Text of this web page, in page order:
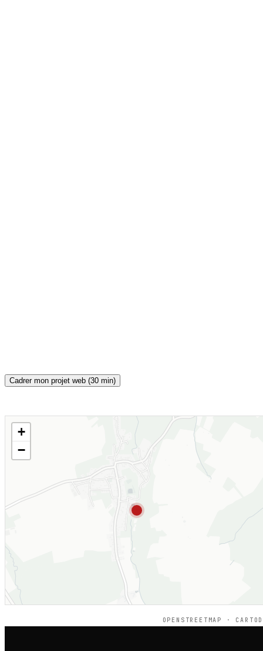
Cadrer mon projet web (30 min)
CARTE INTERACTIVE
+
−
OPENSTREETMAP ·